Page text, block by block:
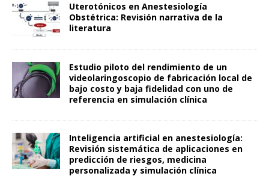
Uterotónicos en Anestesiología
Obstétrica: Revisión narrativa de la
literatura
Estudio piloto del rendimiento de un
videolaringoscopio de fabricación local de
bajo costo y baja fidelidad con uno de
referencia en simulación clínica
Inteligencia artificial en anestesiología:
Revisión sistemática de aplicaciones en
predicción de riesgos, medicina
personalizada y simulación clínica